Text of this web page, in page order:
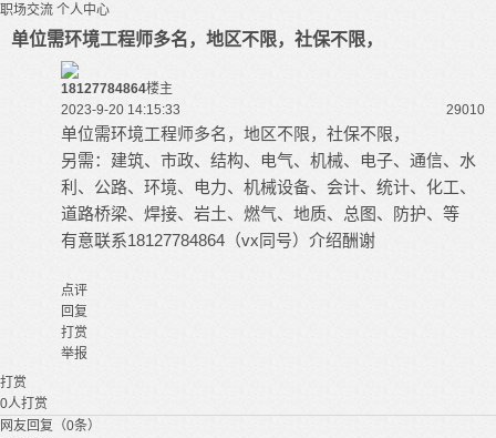
职场交流 个人中心
单位需环境工程师多名，地区不限，社保不限，
18127784864楼主
2023-9-20 14:15:33
29010
单位需环境工程师多名，地区不限，社保不限，
另需：建筑、市政、结构、电气、机械、电子、通信、水
利、公路、环境、电力、机械设备、会计、统计、化工、
道路桥梁、焊接、岩土、燃气、地质、总图、防护、等
有意联系18127784864（vx同号）介绍酬谢
点评
回复
打赏
举报
打赏
0人打赏
网友回复（0条）